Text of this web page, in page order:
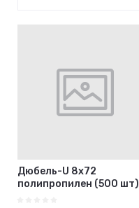
Название - Я-А
Название - А-Я
Дюбель-U 8х72
полипропилен (500 шт)